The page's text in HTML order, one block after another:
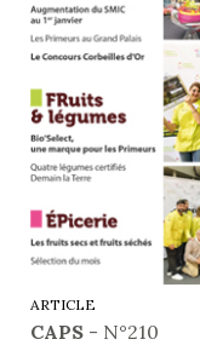
ARTICLE
CAPS - N°210